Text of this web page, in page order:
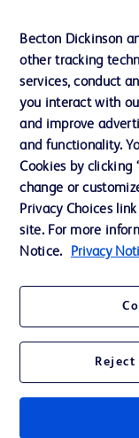
Actualités, médias et
Notre entreprise
Ethique et conformité
Nous contacter
Paramètres des
Charte de Protection
© 2026 BD. Tous droits
Becton Dickinson
other tracking
services, conduct
you interact with
and improve
and functionality.
Cookies by clicking
change or
Privacy Choices
site. For more
Notice.
Privacy